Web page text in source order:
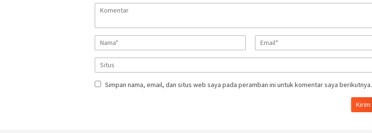
Simpan nama, email, dan situs web saya pada peramban ini untuk komentar saya berikutnya.